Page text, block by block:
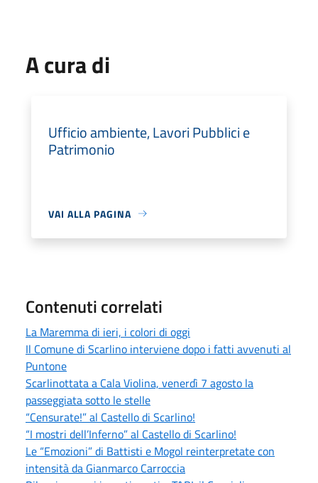
A cura di
Ufficio ambiente, Lavori Pubblici e
Patrimonio
VAI ALLA PAGINA
Contenuti correlati
La Maremma di ieri, i colori di oggi
Il Comune di Scarlino interviene dopo i fatti avvenuti al
Puntone
Scarlinottata a Cala Violina, venerdì 7 agosto la
passeggiata sotto le stelle
“Censurate!” al Castello di Scarlino!
“I mostri dell’Inferno” al Castello di Scarlino!
Le “Emozioni” di Battisti e Mogol reinterpretate con
intensità da Gianmarco Carroccia